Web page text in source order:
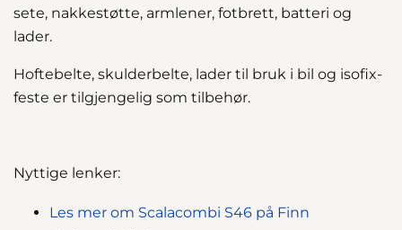
sete, nakkestøtte, armlener, fotbrett, batteri og
lader.
Hoftebelte, skulderbelte, lader til bruk i bil og isofix-
feste er tilgjengelig som tilbehør.
Nyttige lenker:
Les mer om Scalacombi S46 på Finn